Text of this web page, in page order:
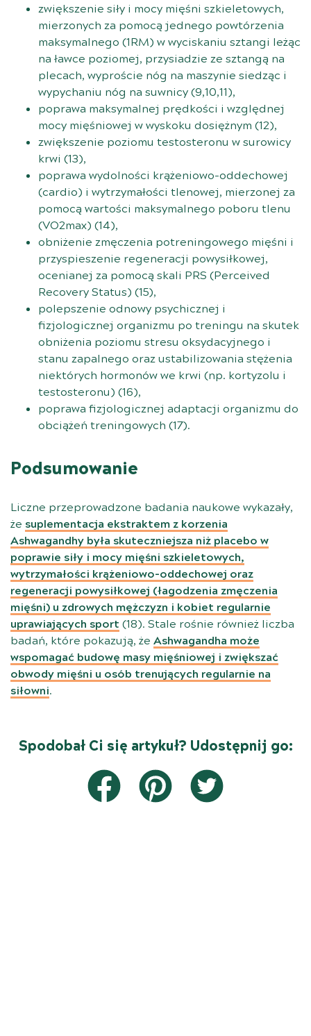
zwiększenie siły i mocy mięśni szkieletowych,
mierzonych za pomocą jednego powtórzenia
maksymalnego (1RM) w wyciskaniu sztangi leżąc
na ławce poziomej, przysiadzie ze sztangą na
plecach, wyproście nóg na maszynie siedząc i
wypychaniu nóg na suwnicy (9,10,11),
poprawa maksymalnej prędkości i względnej
mocy mięśniowej w wyskoku dosiężnym (12),
zwiększenie poziomu testosteronu w surowicy
krwi (13),
poprawa wydolności krążeniowo-oddechowej
(cardio) i wytrzymałości tlenowej, mierzonej za
pomocą wartości maksymalnego poboru tlenu
(VO2max) (14),
obniżenie zmęczenia potreningowego mięśni i
przyspieszenie regeneracji powysiłkowej,
ocenianej za pomocą skali PRS (Perceived
Recovery Status) (15),
polepszenie odnowy psychicznej i
fizjologicznej organizmu po treningu na skutek
obniżenia poziomu stresu oksydacyjnego i
stanu zapalnego oraz ustabilizowania stężenia
niektórych hormonów we krwi (np. kortyzolu i
testosteronu) (16),
poprawa fizjologicznej adaptacji organizmu do
obciążeń treningowych (17).
Podsumowanie
Liczne przeprowadzone badania naukowe wykazały,
że suplementacja ekstraktem z korzenia
Ashwagandhy była skuteczniejsza niż placebo w
poprawie siły i mocy mięśni szkieletowych,
wytrzymałości krążeniowo-oddechowej oraz
regeneracji powysiłkowej (łagodzenia zmęczenia
mięśni) u zdrowych mężczyzn i kobiet regularnie
uprawiających sport (18). Stale rośnie również liczba
badań, które pokazują, że Ashwagandha może
wspomagać budowę masy mięśniowej i zwiększać
obwody mięśni u osób trenujących regularnie na
siłowni.
Spodobał Ci się artykuł? Udostępnij go: